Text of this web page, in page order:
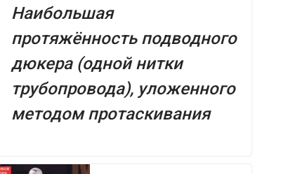
Наибольшая
протяжённость подводного
дюкера (одной нитки
трубопровода), уложенного
методом протаскивания